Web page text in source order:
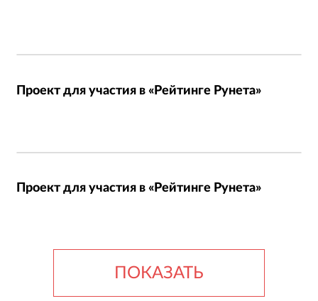
Проект для участия в «Рейтинге Рунета»
Проект для участия в «Рейтинге Рунета»
ПОКАЗАТЬ